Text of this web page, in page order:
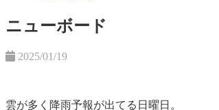
ニューボード
2025/01/19
雲が多く降雨予報が出てる日曜日。